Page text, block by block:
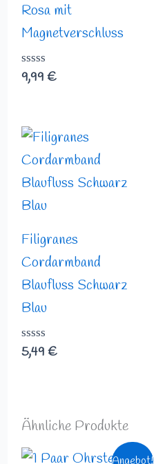
Rosa mit
Magnetverschluss
Bewertet
mit
9,99 €
Filigranes
Cordarmband
Blaufluss Schwarz
Blau
Bewertet
mit
5,49 €
Ähnliche Produkte
Angebot!
Ursprünglicher
Aktueller